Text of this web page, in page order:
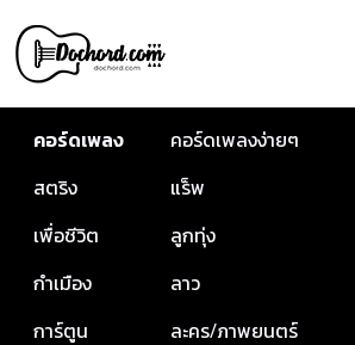
คอร์ดเพลง คอร์ดเพลงง่ายๆ
สตริง
แร็พ
เพื่อชีวิต
ลูกทุ่ง
กำเมือง
ลาว
การ์ตูน
ละคร/ภาพยนตร์